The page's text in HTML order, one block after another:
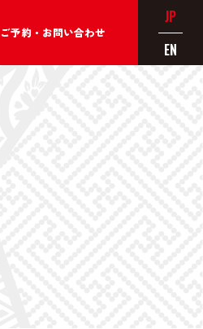
ご予約・お問い合わせ
JP
EN